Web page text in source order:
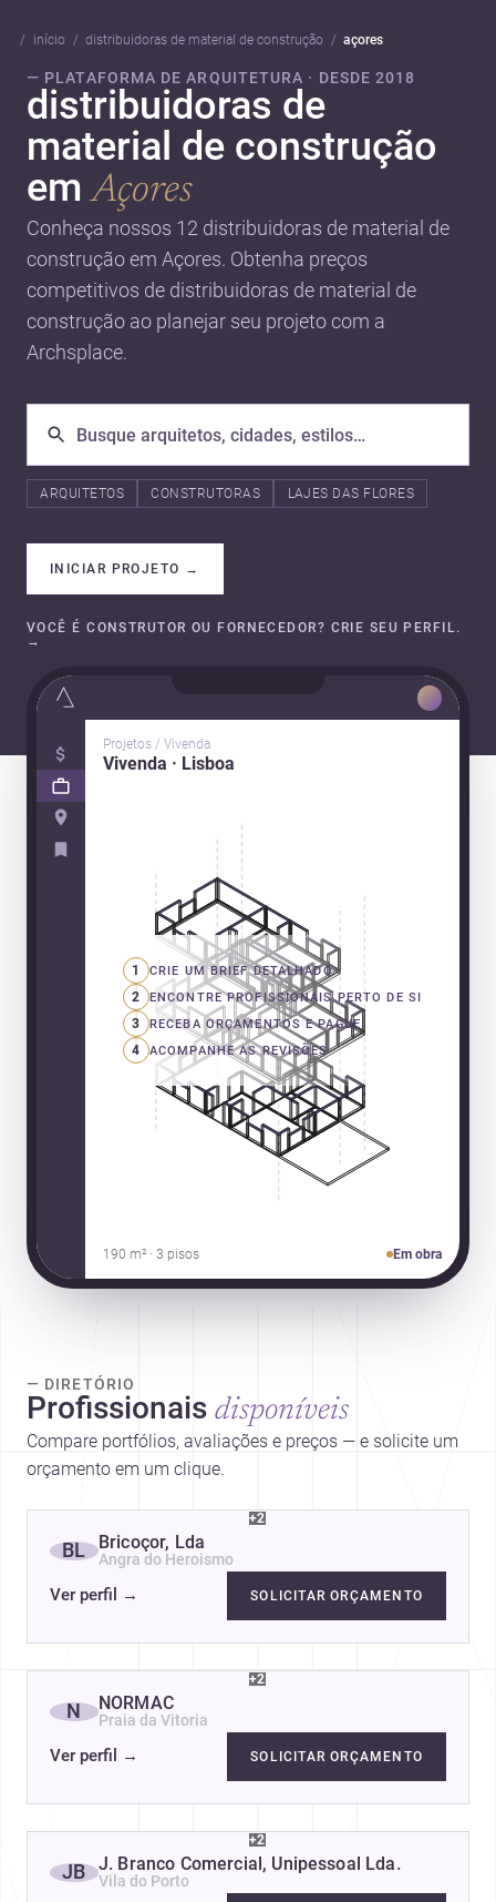
início distribuidoras de material de construção açores
— PLATAFORMA DE ARQUITETURA · DESDE 2018
distribuidoras de
material de construção
emAçores
Conheça nossos 12 distribuidoras de material de
construção em Açores. Obtenha preços
competitivos de distribuidoras de material de
construção ao planejar seu projeto com a
Archsplace.
ARQUITETOS CONSTRUTORAS LAJES DAS FLORES
INICIAR PROJETO →
VOCÊ É CONSTRUTOR OU FORNECEDOR? CRIE SEU PERFIL.
→
Projetos / Vivenda
Vivenda · Lisboa
1 CRIE UM BRIEF DETALHADO
2 ENCONTRE PROFISSIONAIS PERTO DE SI
3 RECEBA ORÇAMENTOS E PAGUE
4 ACOMPANHE AS REVISÕES
190 m² · 3 pisos Em obra
— DIRETÓRIO
Profissionais disponíveis
Compare portfólios, avaliações e preços — e solicite um
orçamento em um clique.
+2
BL Bricoçor, Lda
Angra do Heroismo
Ver perfil → SOLICITAR ORÇAMENTO
+2
N NORMAC
Praia da Vitoria
Ver perfil → SOLICITAR ORÇAMENTO
+2
JB J. Branco Comercial, Unipessoal Lda.
Vila do Porto